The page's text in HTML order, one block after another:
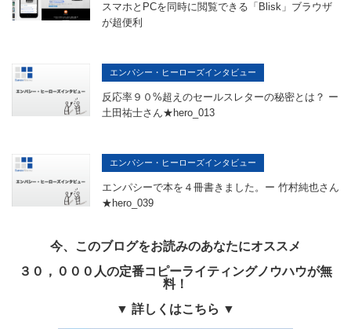
スマホとPCを同時に閲覧できる「Blisk」ブラウザ
が超便利
エンパシー・ヒーローズインタビュー
反応率９０%超えのセールスレターの秘密とは？ ー
土田祐士さん★hero_013
エンパシー・ヒーローズインタビュー
エンパシーで本を４冊書きました。ー 竹村純也さん
★hero_039
今、このブログをお読みのあなたにオススメ
３０，０００人の定番コピーライティングノウハウが無
料！
▼ 詳しくはこちら ▼